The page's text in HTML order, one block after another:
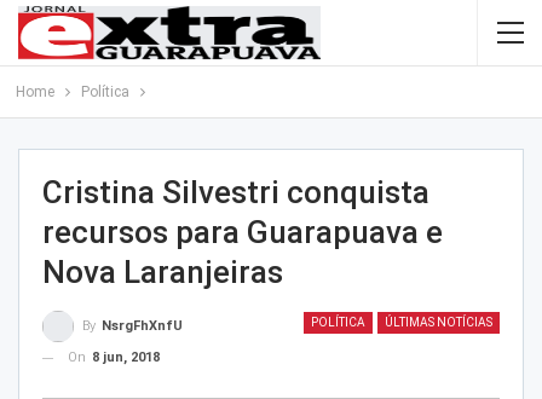
Home Política
Cristina Silvestri conquista
recursos para Guarapuava e
Nova Laranjeiras
POLÍTICA ÚLTIMAS NOTÍCIAS
By NsrgFhXnfU
On 8 jun, 2018